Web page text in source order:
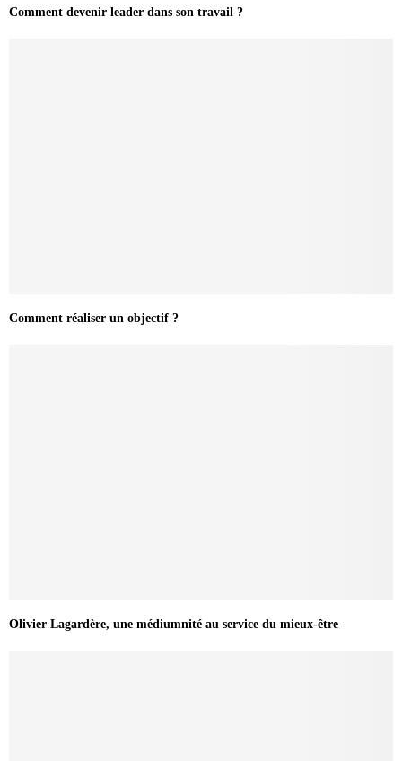
Comment devenir leader dans son travail ?
Comment réaliser un objectif ?
Olivier Lagardère, une médiumnité au service du mieux-être